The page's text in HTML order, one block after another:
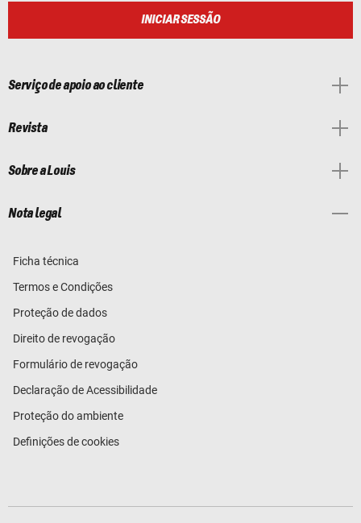
INICIAR SESSÃO
Serviço de apoio ao cliente
Revista
Sobre a Louis
Nota legal
Ficha técnica
Termos e Condições
Proteção de dados
Direito de revogação
Formulário de revogação
Declaração de Acessibilidade
Proteção do ambiente
Definições de cookies